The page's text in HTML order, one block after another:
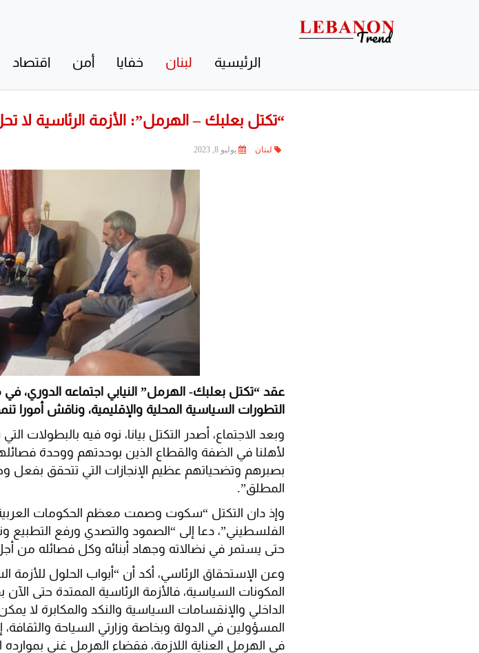
الرئيسية لبنان خفايا أمن اقتصاد
“تكتل بعلبك – الهرمل”: الأزمة الرئاسية لا تحلّ
لبنان يوليو 8, 2023
عقد “تكتل بعلبك- الهرمل” النيابي اجتماعه الدوري،
التطورات السياسية المحلية والإقليمية، وناقش
وبعد الاجتماع، أصدر التكتل بيانا، نوه فيه بالبطولات
لأهلنا في الضفة والقطاع الذين بوحدتهم ووحدة
بصبرهم وتضحياتهم عظيم الإنجازات التي تتحقق بفعل
المطلق”.
وإذ دان التكتل “سكوت وصمت معظم الحكومات العربية
الفلسطيني”، دعا إلى “الصمود والتصدي ورفع التطبيع
حتى يستمر في نضالاته وجهاد أبنائه وكل فصائله
وعن الإستحقاق الرئاسي، أكد أن “أبواب الحلول للأزمة
المكونات السياسية، فالأزمة الرئاسية الممتدة حتى الآن
الداخلي والإنقسامات السياسية والنكد والمكابرة لا
المسؤولين في الدولة وبخاصة وزارتي السياحة والثقافة،
في الهرمل العناية اللازمة، فقضاء الهرمل غني بموارده